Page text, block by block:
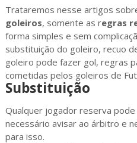
Trataremos nesse artigos
goleiros, somente as regras
forma simples e sem
substituição do goleiro, recuo
goleiro pode fazer gol, regras
cometidas pelos goleiros de
Substituição
Qualquer jogador reserva pode
necessário avisar ao árbitro e
para isso.